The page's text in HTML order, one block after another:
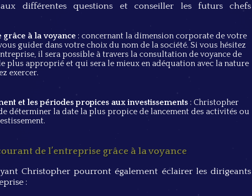
différentes questions et conseiller les futurs chefs
grâce à la voyance : concernant la dimension corporate de votre
guider dans votre choix du nom de la société. Si vous hésitez
il sera possible à travers la consultation de voyance de
plus approprié et qui sera le mieux en adéquation avec la nature
exercer.
et les périodes propices aux investissements : Christopher
déterminer la date la plus propice de lancement des activités ou
de l’entreprise grâce à la voyance
Christopher pourront également éclairer les dirigeants
: